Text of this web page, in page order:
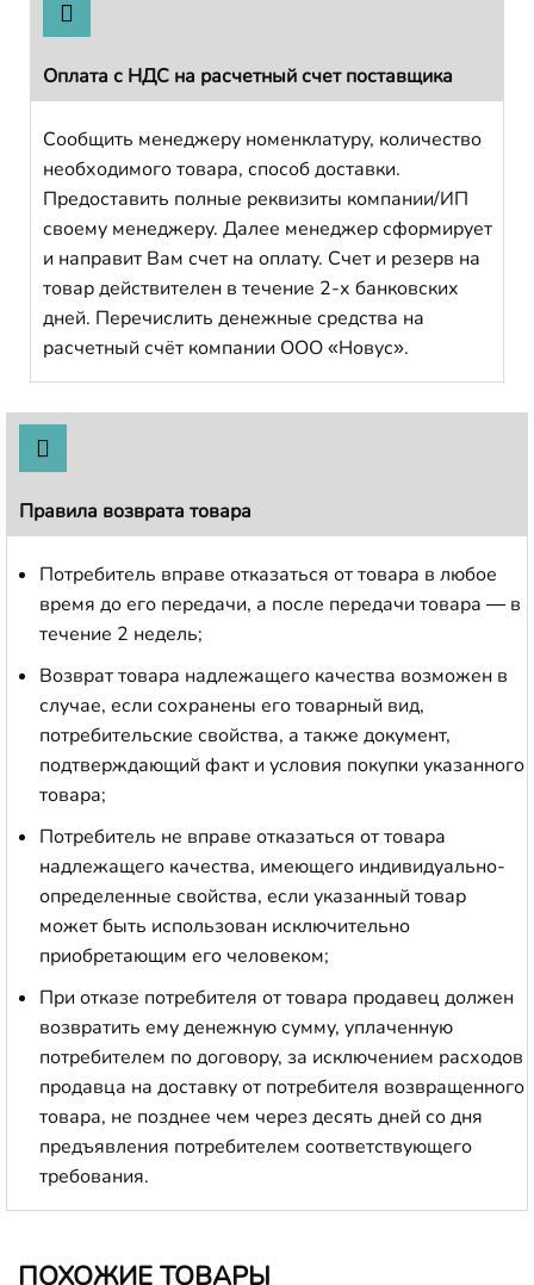
Оплата с НДС на расчетный счет поставщика
Сообщить менеджеру номенклатуру, количество
необходимого товара, способ доставки.
Предоставить полные реквизиты компании/ИП
своему менеджеру. Далее менеджер сформирует
и направит Вам счет на оплату. Счет и резерв на
товар действителен в течение 2-х банковских
дней. Перечислить денежные средства на
расчетный счёт компании ООО «Новус».
Правила возврата товара
Потребитель вправе отказаться от товара в любое
время до его передачи, а после передачи товара — в
течение 2 недель;
Возврат товара надлежащего качества возможен в
случае, если сохранены его товарный вид,
потребительские свойства, а также документ,
подтверждающий факт и условия покупки указанного
товара;
Потребитель не вправе отказаться от товара
надлежащего качества, имеющего индивидуально-
определенные свойства, если указанный товар
может быть использован исключительно
приобретающим его человеком;
При отказе потребителя от товара продавец должен
возвратить ему денежную сумму, уплаченную
потребителем по договору, за исключением расходов
продавца на доставку от потребителя возвращенного
товара, не позднее чем через десять дней со дня
предъявления потребителем соответствующего
требования.
ПОХОЖИЕ ТОВАРЫ